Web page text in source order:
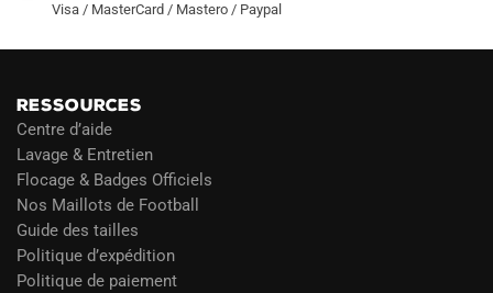
Visa / MasterCard / Mastero / Paypal
RESSOURCES
Centre d’aide
Lavage & Entretien
Flocage & Badges Officiels
Nos Maillots de Football
Guide des tailles
Politique d’expédition
Politique de paiement